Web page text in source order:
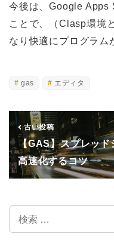
今後は、Google Apps
ことで、（Clasp環境
なり快適にプログラム
gas エディタ
古い投稿
【GAS】スプレッ
高速化するコツ
索